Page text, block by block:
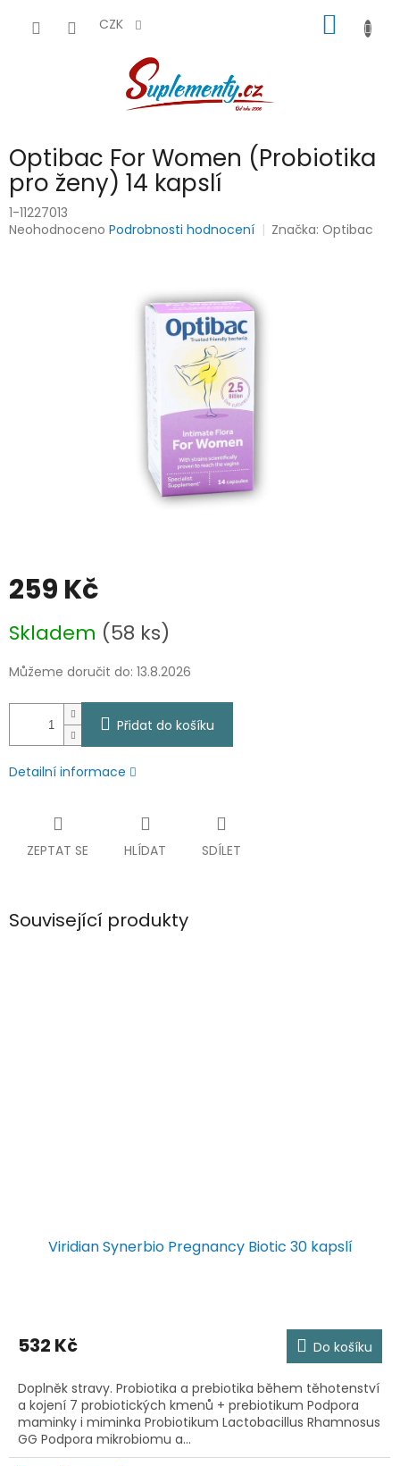
CZK
KOŠÍK
Optibac For Women (Probiotika
pro ženy) 14 kapslí
1-11227013
Průměrné
Neohodnoceno Podrobnosti hodnocení Značka:Optibac
259 Kč
cena:
Skladem (58 ks)
Můžeme doručit do: 13.8.2026
Přidat do košíku
Detailní informace
ZEPTAT SE HLÍDAT SDÍLET
Související produkty
Viridian Synerbio Pregnancy Biotic 30 kapslí
532 Kč Do košíku
Doplněk stravy. Probiotika a prebiotika během těhotenství
a kojení 7 probiotických kmenů + prebiotikum Podpora
maminky i miminka Probiotikum Lactobacillus Rhamnosus
GG Podpora mikrobiomu a...